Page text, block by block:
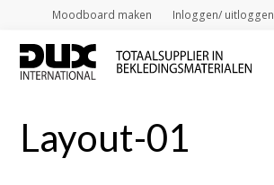
Moodboard maken Inloggen/ uitloggen
Layout-01